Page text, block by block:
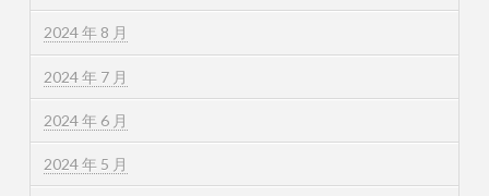
2024 年 8 月
2024 年 7 月
2024 年 6 月
2024 年 5 月